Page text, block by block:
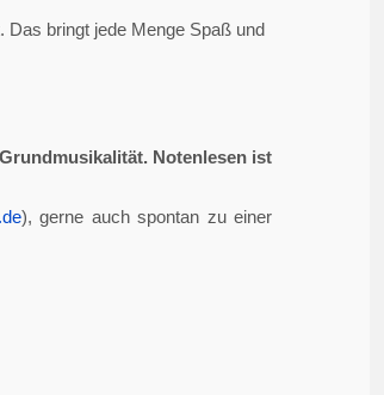
Das bringt jede Menge Spaß und
Notenlesen ist
), gerne auch spontan zu einer